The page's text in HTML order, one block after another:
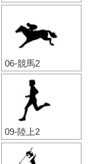
06-競馬2
09-陸上2